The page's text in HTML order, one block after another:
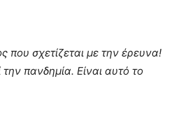
που σχετίζεται με την έρευνα!
πανδημία. Είναι αυτό το